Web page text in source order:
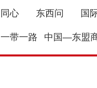
同心 东西问 国
一带一路 中国—东盟